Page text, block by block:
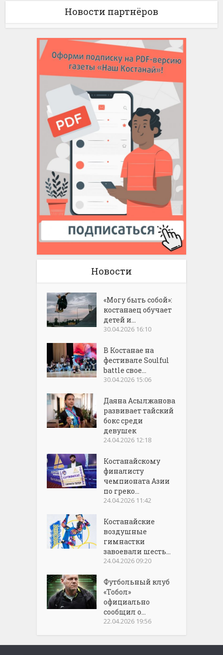
Новости партнёров
Новости
«Могу быть собой»:
костанаец обучает
детей и...
30.04.2026 16:10
В Костанае на
фестивале Soulful
battle свое...
30.04.2026 15:06
Даяна Асылжанова
развивает тайский
бокс среди
девушек
24.04.2026 12:18
Костанайскому
финалисту
чемпионата Азии
по греко...
24.04.2026 11:42
Костанайские
воздушные
гимнастки
завоевали шесть...
24.04.2026 09:20
Футбольный клуб
«Тобол»
официально
сообщил о...
22.04.2026 19:56